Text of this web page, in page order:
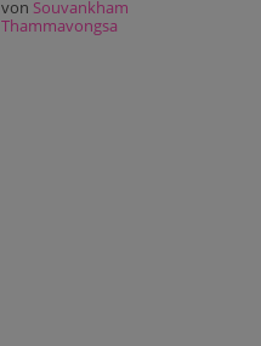
von Souvankham
Thammavongsa